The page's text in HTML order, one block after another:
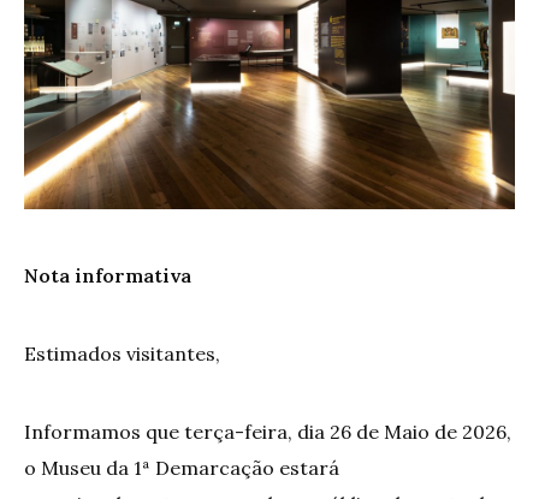
Nota informativa
Estimados visitantes,
Informamos que terça-feira, dia 26 de Maio de 2026,
o Museu da 1ª Demarcação estará